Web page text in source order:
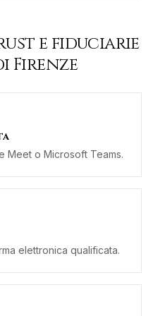
e fiduciarie
Firenze
Meet o Microsoft Teams.
elettronica qualificata.